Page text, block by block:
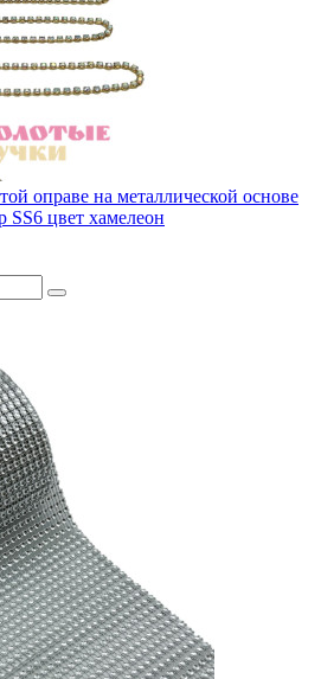
оправе на металлической основе
SS6 цвет хамелеон